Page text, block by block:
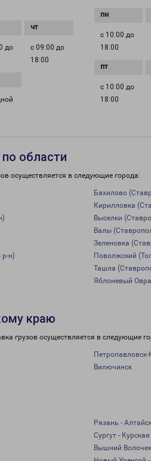
до
с 09:00 до
18:00
с 10:00 до
18:00
с 10:00 до
18:00
области
осуществляется в следующие города:
Бахилово
Кирилловка
Выселки
Валы
Зеленовка
р-н)
Поволжский
Ташла
Яблоневый
краю
грузов осуществляется в следующие
Вилючинск
Рязань -
Сургут -
Вышний